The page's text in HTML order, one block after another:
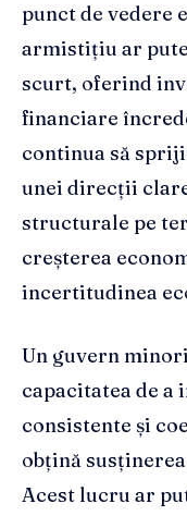
punct de vedere
armistițiu ar
scurt, oferind
financiare
continua să
unei direcții
structurale pe
creșterea
incertitudinea
Un guvern
capacitatea de
consistente și
obțină
Acest lucru ar